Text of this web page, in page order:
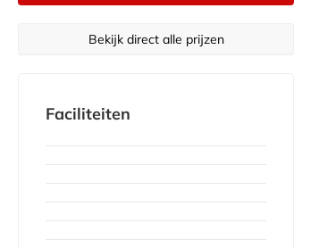
Bekijk direct alle prijzen
Faciliteiten